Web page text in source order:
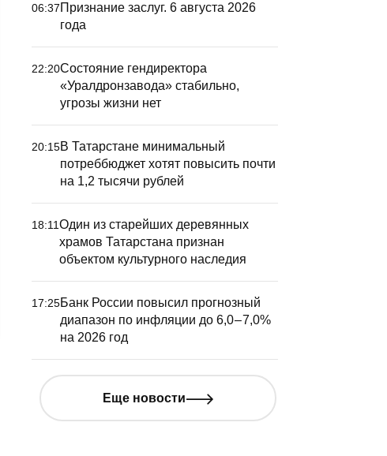
Банк России повысил
прогнозный диапазон по
2026 год
06:37Признание заслуг. 6 августа 2026
года
22:20Состояние гендиректора
«Уралдронзавода» стабильно,
угрозы жизни нет
20:15В Татарстане минимальный
потреббюджет хотят повысить почти
на 1,2 тысячи рублей
18:11Один из старейших деревянных
храмов Татарстана признан
объектом культурного наследия
17:25Банк России повысил прогнозный
диапазон по инфляции до 6,0 – 7,0%
на 2026 год
Еще новости